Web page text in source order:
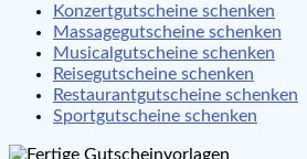
Konzertgutscheine schenken
Massagegutscheine schenken
Musicalgutscheine schenken
Reisegutscheine schenken
Restaurantgutscheine schenken
Sportgutscheine schenken